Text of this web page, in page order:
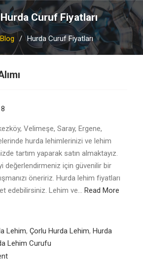
Hurda Curuf Fiyatları
Blog Hurda Curuf Fiyatları
Velimeşe, Saray, Ergene,
hurda lehimlerinizi ve lehim
tartım yaparak satın almaktayız.
değerlendirmeniz için güvenilir bir
öneririz. Hurda lehim fiyatları
edebilirsiniz. Lehim ve… Read More
Lehim, Çorlu Hurda Lehim, Hurda
Lehim Curufu